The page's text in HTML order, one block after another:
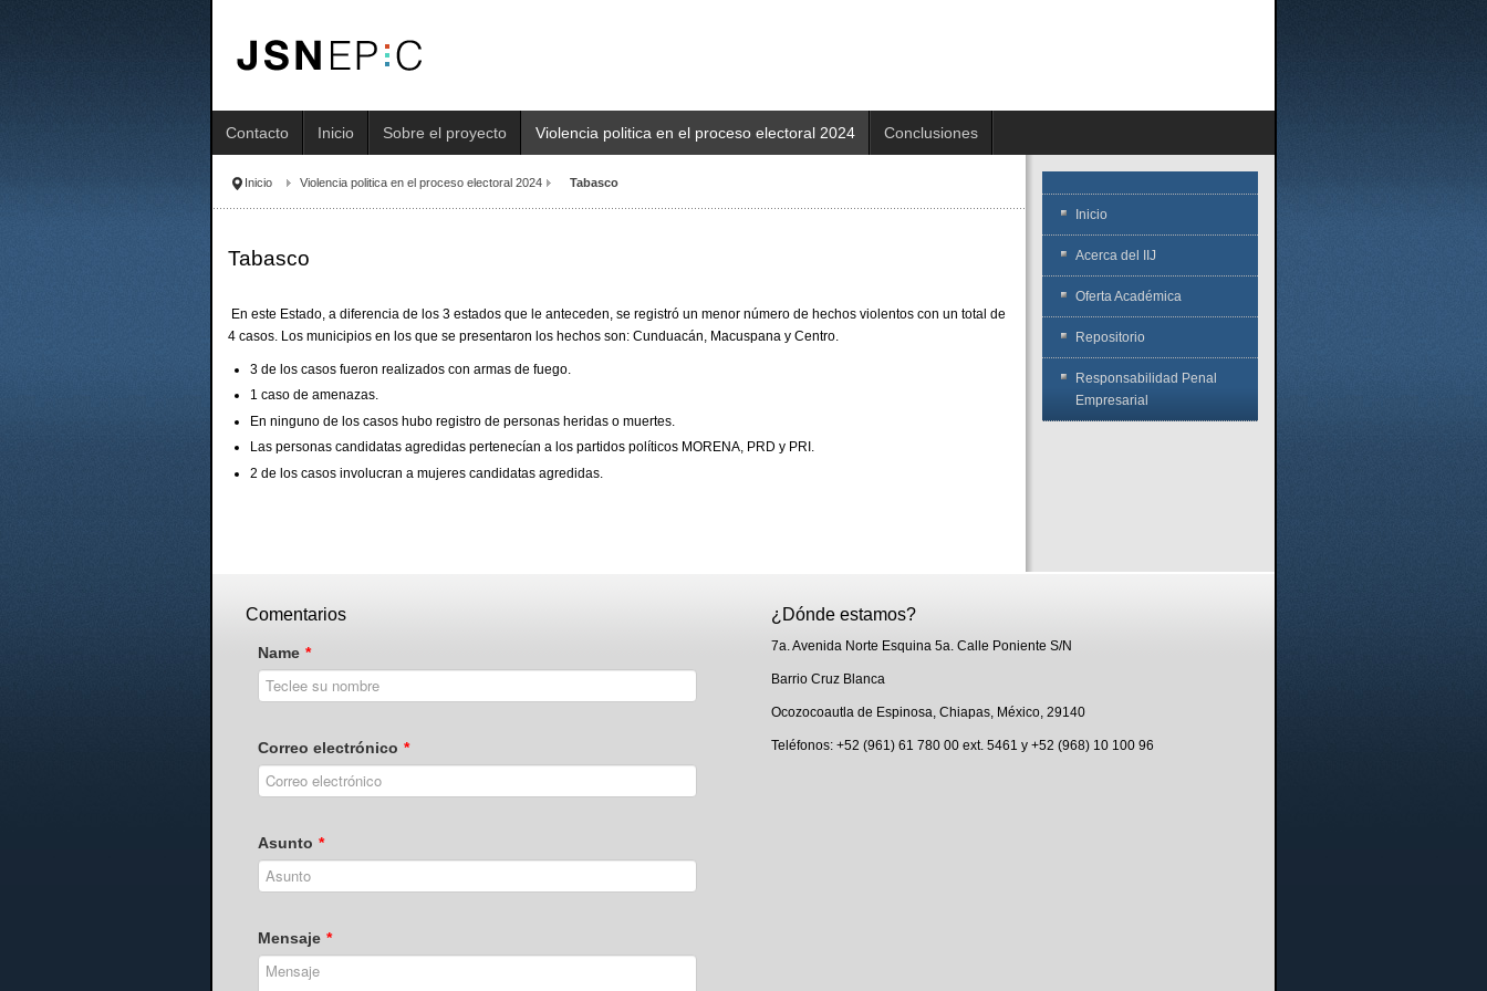
Contacto Inicio Sobre el proyecto Violencia politica en el proceso electoral 2024 Conclusiones
Inicio Violencia politica en el proceso electoral 2024 Tabasco
Tabasco
En este Estado, a diferencia de los 3 estados que le anteceden, se registró un menor número de hechos violentos con un total de
4 casos. Los municipios en los que se presentaron los hechos son: Cunduacán, Macuspana y Centro.
3 de los casos fueron realizados con armas de fuego.
1 caso de amenazas.
En ninguno de los casos hubo registro de personas heridas o muertes.
Las personas candidatas agredidas pertenecían a los partidos políticos MORENA, PRD y PRI.
2 de los casos involucran a mujeres candidatas agredidas.
Inicio
Acerca del IIJ
Oferta Académica
Repositorio
Responsabilidad Penal
Empresarial
Comentarios
Name *
Correo electrónico *
Asunto *
Mensaje *
¿Dónde estamos?
7a. Avenida Norte Esquina 5a. Calle Poniente S/N
Barrio Cruz Blanca
Ocozocoautla de Espinosa, Chiapas, México, 29140
Teléfonos: +52 (961) 61 780 00 ext. 5461 y +52 (968) 10 100 96